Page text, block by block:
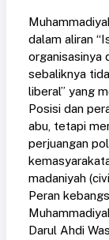
dalam aliran
organisasinya
sebaliknya
liberal” yang
Posisi dan
abu, tetapi
perjuangan
madaniyah
Peran
Darul Ahdi